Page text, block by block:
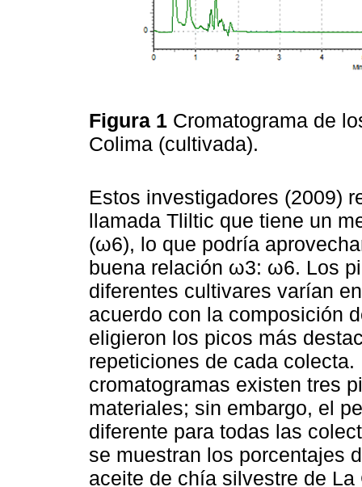
Figura 1 Cromatograma de
Colima (cultivada).
Estos investigadores (2009)
llamada Tliltic que tiene un
(ω6), lo que podría
buena relación ω3: ω6. Los
diferentes cultivares varían
acuerdo con la composición
eligieron los picos más
repeticiones de cada
cromatogramas existen tres
materiales; sin embargo, el
diferente para todas las
se muestran los porcentajes
aceite de chía silvestre de